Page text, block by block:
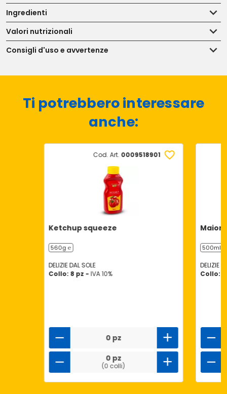
Ingredienti
Valori nutrizionali
Consigli d'uso e avvertenze
Ti potrebbero interessare
anche:
Cod. Art. 0009518901
Ketchup squeeze
560g ℮
DELIZIE DAL SOLE
Collo: 8 pz - IVA 10%
0 pz
0 pz
(0 colli)
500ml ℮
DELIZIE
Collo: